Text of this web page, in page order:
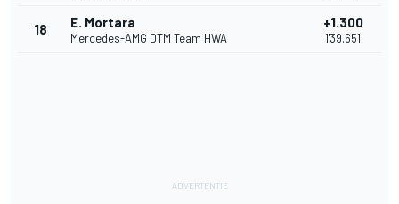
18 E. Mortara
Mercedes-AMG DTM Team HWA
+1.300
1'39.651